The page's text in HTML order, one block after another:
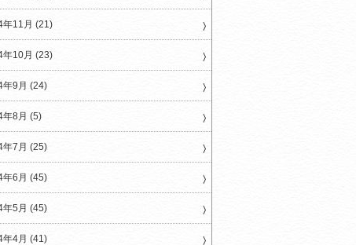
年11月 (21)
年10月 (23)
年9月 (24)
年8月 (5)
年7月 (25)
年6月 (45)
年5月 (45)
年4月 (41)